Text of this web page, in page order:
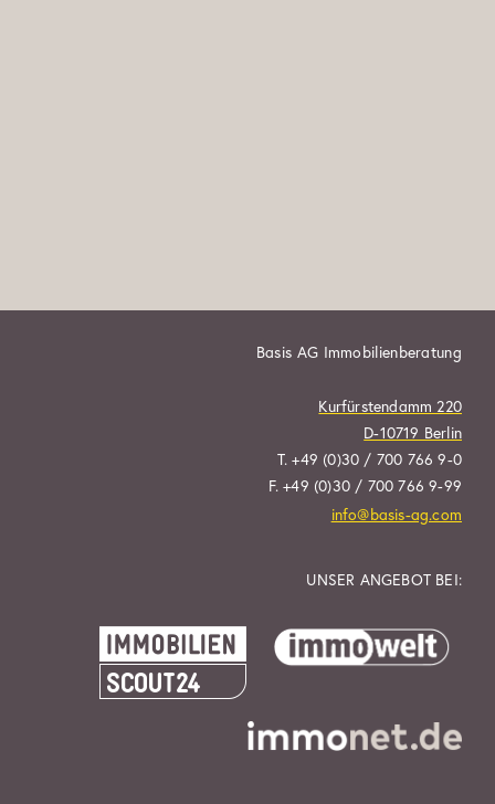
Basis AG Immobilienberatung
Kurfürstendamm 220
D-10719 Berlin
T. +49 (0)30 / 700 766 9-0
F. +49 (0)30 / 700 766 9-99
info@basis-ag.com
UNSER ANGEBOT BEI: